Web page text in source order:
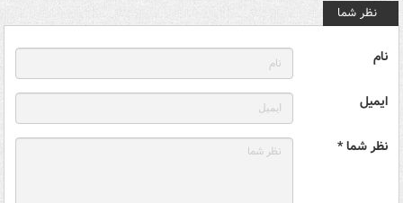
نظر شما
نام
ایمیل
نظر شما *